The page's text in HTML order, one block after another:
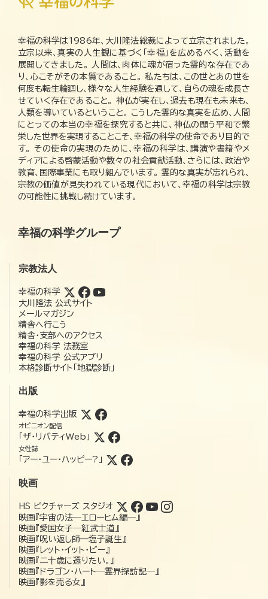
幸福の科学は1986年、大川隆法総裁によって立宗されました。
立宗以来、真実の人生観に基づく「幸福」を広めるべく、活動を
展開してきました。 人間は、肉体に魂が宿った霊的な存在であ
り、心こそがその本質であること。 私たちは、この世とあの世を
何度も転生輪廻し、様々な人生経験を通して、自らの魂を成長さ
せていく存在であること。 神仏が実在し、過去も現在も未来も、
人類を導いているということ。 こうした霊的な真実を広め、人間
にとっての本当の幸福を探究すると共に、神仏の願う平和で繁
栄した世界を実現することこそ、幸福の科学の使命であり目的で
す。 その使命の実現のために、幸福の科学は、講演や書籍やメ
ディアによる啓蒙活動や数々の社会貢献活動、さらには、政治や
教育、国際事業にも取り組んでいます。 霊的な真実が忘れられ、
宗教の価値が見失われている現代において、幸福の科学は宗教
の可能性に挑戦し続けています。
幸福の科学グループ
宗教法人
幸福の科学
大川隆法 公式サイト
メールマガジン
精舎へ行こう
精舎・支部へのアクセス
幸福の科学 法務室
幸福の科学 公式アプリ
本格診断サイト「地獄診断」
出版
幸福の科学出版
オピニオン配信
「ザ・リバティWeb」
女性誌
「アー・ユー・ハッピー?」
映画
HS ピクチャーズ スタジオ
映画『宇宙の法―エローヒム編―』
映画『愛国女子―紅武士道』
映画『呪い返し師—塩子誕生』
映画『レット・イット・ビー』
映画『二十歳に還りたい。』
映画『ドラゴン・ハート―霊界探訪記―』
映画『影を売る女』